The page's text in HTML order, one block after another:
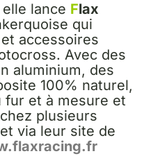
lance Flax
qui
accessoires
Avec des
aluminium, des
100% naturel,
fur et à mesure et
plusieurs
via leur site de